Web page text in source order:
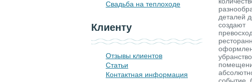
Свадьба на теплоходе
Клиенту
Отзывы клиентов
Статьи
Контактная информация
деталей
создают
убранство